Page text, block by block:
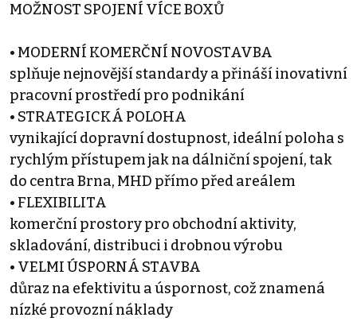
MOŽNOST SPOJENÍ VÍCE BOXŮ
• MODERNÍ KOMERČNÍ NOVOSTAVBA
splňuje nejnovější standardy a přináší inovativní
pracovní prostředí pro podnikání
• STRATEGICKÁ POLOHA
vynikající dopravní dostupnost, ideální poloha s
rychlým přístupem jak na dálniční spojení, tak
do centra Brna, MHD přímo před areálem
• FLEXIBILITA
komerční prostory pro obchodní aktivity,
skladování, distribuci i drobnou výrobu
• VELMI ÚSPORNÁ STAVBA
důraz na efektivitu a úspornost, což znamená
nízké provozní náklady